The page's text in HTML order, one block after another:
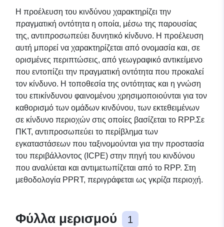
Η προέλευση του κινδύνου χαρακτηρίζει την
πραγματική οντότητα η οποία, μέσω της παρουσίας
της, αντιπροσωπεύει δυνητικό κίνδυνο. Η προέλευση
αυτή μπορεί να χαρακτηρίζεται από ονομασία και, σε
ορισμένες περιπτώσεις, από γεωγραφικό αντικείμενο
που εντοπίζει την πραγματική οντότητα που προκαλεί
τον κίνδυνο. Η τοποθεσία της οντότητας και η γνώση
του επικίνδυνου φαινομένου χρησιμοποιούνται για τον
καθορισμό των ομάδων κινδύνου, των εκτεθειμένων
σε κίνδυνο περιοχών στις οποίες βασίζεται το RPP.Σε
ΠΚΤ, αντιπροσωπεύει το περίβλημα των
εγκαταστάσεων που ταξινομούνται για την προστασία
του περιβάλλοντος (ICPE) στην πηγή του κινδύνου
που αναλύεται και αντιμετωπίζεται από το RPP. Στη
μεθοδολογία PPRT, περιγράφεται ως γκρίζα περιοχή.
Φύλλα μερισμού 1